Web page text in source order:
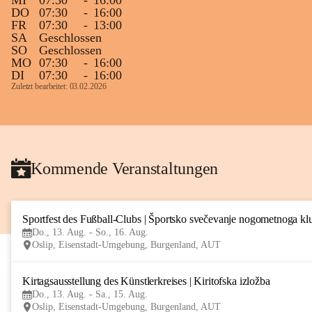
DO
07:30 - 16:00
FR
07:30 - 13:00
SA
Geschlossen
SO
Geschlossen
MO 07:30 - 16:00
DI
07:30 - 16:00
Zuletzt bearbeitet: 03.02.2026
Kommende Veranstaltungen
Sportfest des Fußball-Clubs | Športsko svečevanje nogometnoga
Do., 13. Aug. - So., 16. Aug.
Oslip, Eisenstadt-Umgebung, Burgenland, AUT
Kirtagsausstellung des Künstlerkreises | Kiritofska izložba
Do., 13. Aug. - Sa., 15. Aug.
Oslip, Eisenstadt-Umgebung, Burgenland, AUT